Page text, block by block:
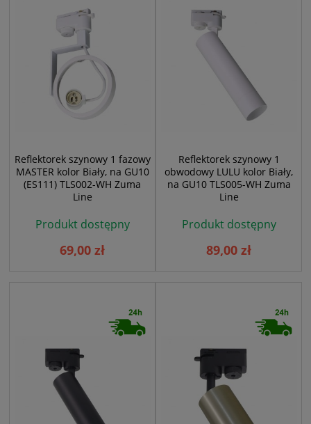
Reflektorek szynowy 1 fazowy
MASTER kolor Biały, na GU10
(ES111) TLS002-WH Zuma
Line
Produkt dostępny
69,00 zł
Reflektorek szynowy 1
obwodowy LULU kolor Biały,
na GU10 TLS005-WH Zuma
Line
Produkt dostępny
89,00 zł